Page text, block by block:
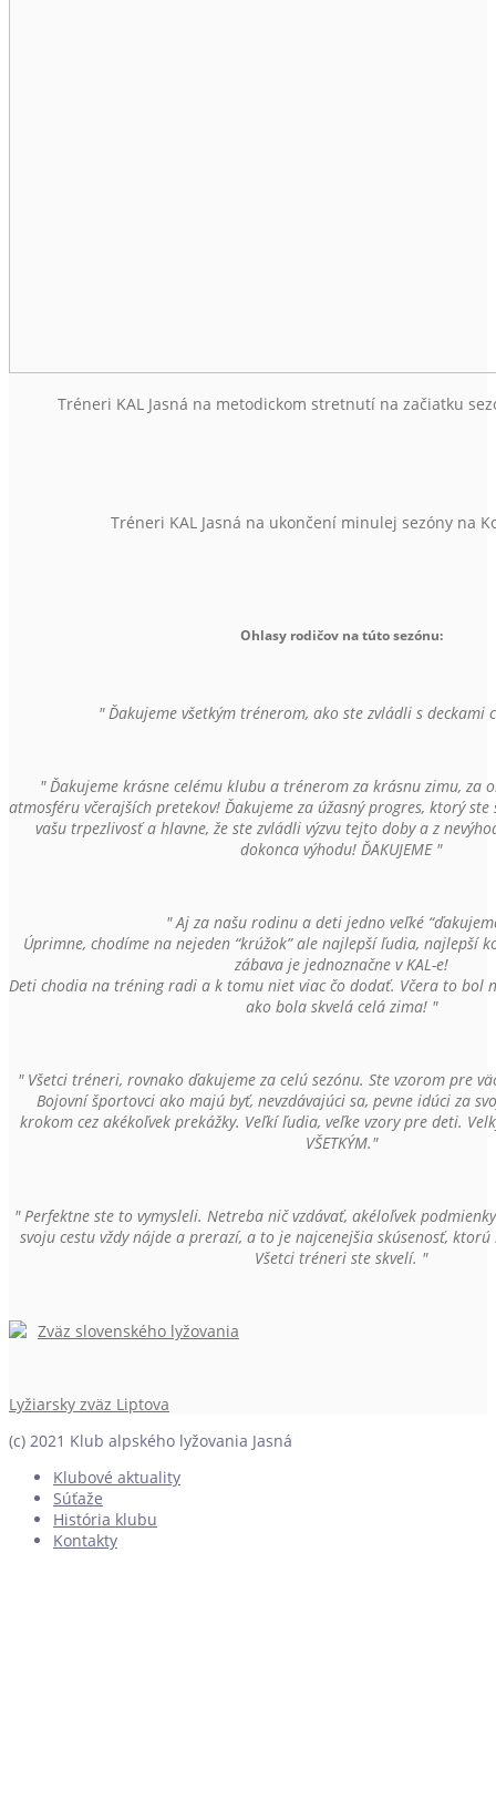
Tréneri KAL Jasná na metodickom stretnutí na začiatku
Tréneri KAL Jasná na ukončení minulej sezóny na
Ohlasy rodičov na túto sezónu:
" Ďakujeme všetkým trénerom, ako ste zvládli s deckami
" Ďakujeme krásne celému klubu a trénerom za krásnu zimu, za
atmosféru včerajších pretekov! Ďakujeme za úžasný progres, ktorý
vašu trpezlivosť a hlavne, že ste zvládli výzvu tejto doby a z
dokonca výhodu! ĎAKUJEME "
" Aj za našu rodinu a deti jedno veľké
Úprimne, chodíme na nejeden “krúžok” ale najlepší ľudia, najlepší
zábava je jednoznačne v KAL-e!
Deti chodia na tréning radi a k tomu niet viac čo dodať. Včera to bol
ako bola skvelá celá zima! "
" Všetci tréneri, rovnako ďakujeme za celú sezónu. Ste vzorom pre
Bojovní športovci ako majú byť, nevzdávajúci sa, pevne idúci za
krokom cez akékoľvek prekážky. Veľkí ľudia, veľke vzory pre deti. Velký
VŠETKÝM."
" Perfektne ste to vymysleli. Netreba nič vzdávať, akéloľvek
svoju cestu vždy nájde a prerazí, a to je najcenejšia skúsenosť,
Všetci tréneri ste skvelí. "
Zväz slovenského lyžovania
Lyžiarsky zväz Liptova
(c) 2021 Klub alpského lyžovania Jasná
Klubové aktuality
Súťaže
História klubu
Kontakty